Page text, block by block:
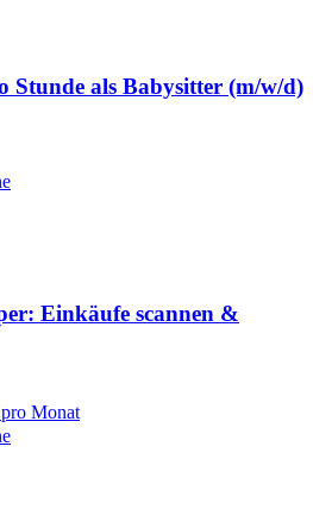
Stunde als Babysitter (m/w/d)
Einkäufe scannen &
Monat